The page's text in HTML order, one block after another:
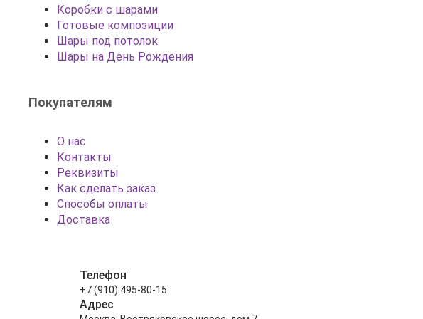
Коробки с шарами
Готовые композиции
Шары под потолок
Шары на День Рождения
Покупателям
О нас
Контакты
Реквизиты
Как сделать заказ
Способы оплаты
Доставка
Телефон
+7 (910) 495-80-15
Адрес